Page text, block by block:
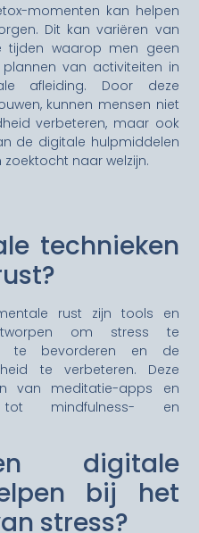
momenten kan helpen
Dit kan variëren van
tijden waarop men geen
van activiteiten in
afleiding. Door deze
kunnen mensen niet
verbeteren, maar ook
de digitale hulpmiddelen
naar welzijn.
technieken
rust zijn tools en
om stress te
te bevorderen en de
te verbeteren. Deze
van meditatie-apps en
tot mindfulness- en
digitale
bij het
stress?